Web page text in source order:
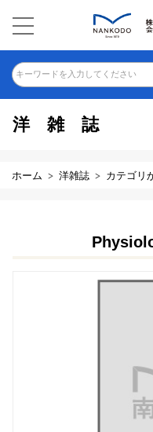
キーワードを入力してください
洋雑誌
ホーム 洋雑誌 カテゴリ